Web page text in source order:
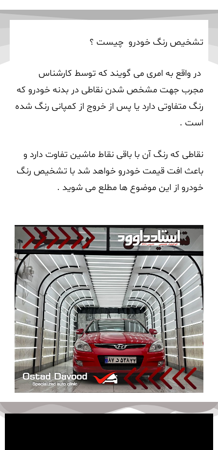
تشخیص رنگ خودرو چیست ؟
در واقع به امری می گویند که توسط کارشناس
مجرب جهت مشخص شدن نقاطی در بدنه خودرو که
رنگ متفاوتی دارد یا پس از خروج از کمپانی رنگ شده
است .
نقاطی که رنگ آن با باقی نقاط ماشین تفاوت دارد و
باعث افت قیمت خودرو خواهد شد با تشخیص رنگ
خودرو از این موضوع ها مطلع می شوید .